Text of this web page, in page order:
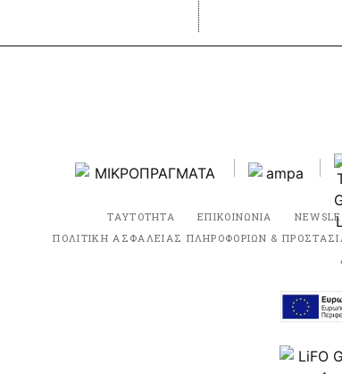
ΤΑΥΤΟΤΗΤΑ ΕΠΙΚΟΙΝΩΝΙΑ
ΠΟΛΙΤΙΚΗ ΑΣΦΑΛΕΙΑΣ ΠΛΗΡΟΦΟΡΙΩΝ &